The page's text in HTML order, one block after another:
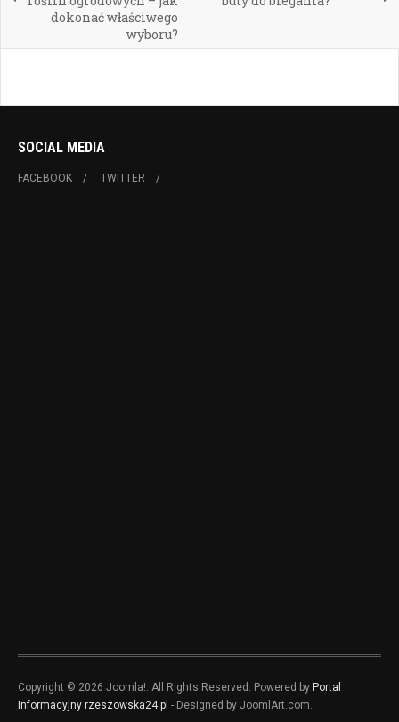
dokonać właściwego
wyboru?
SOCIAL MEDIA
FACEBOOK TWITTER
Copyright © 2026 Joomla!. All Rights Reserved. Powered by Portal
Informacyjny rzeszowska24.pl - Designed by JoomlArt.com.